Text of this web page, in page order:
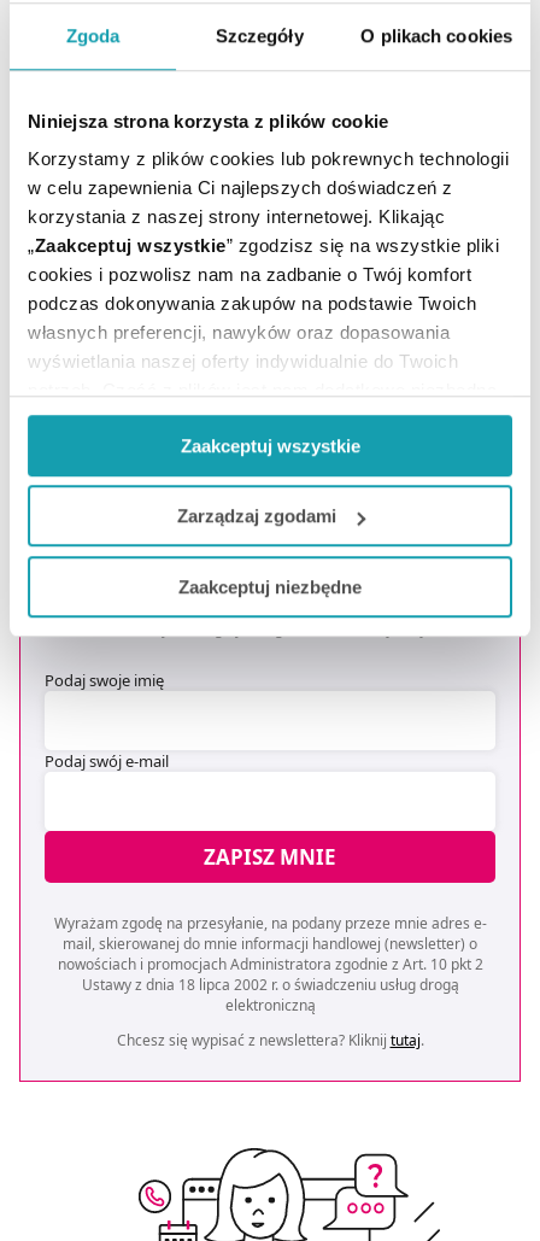
Zgoda Szczegóły O plikach cookies
Niniejsza strona korzysta z plików cookie
Korzystamy z plików cookies lub pokrewnych technologii
w celu zapewnienia Ci najlepszych doświadczeń z
korzystania z naszej strony internetowej. Klikając
„Zaakceptuj wszystkie” zgodzisz się na wszystkie pliki
cookies i pozwolisz nam na zadbanie o Twój komfort
podczas dokonywania zakupów na podstawie Twoich
własnych preferencji, nawyków oraz dopasowania
wyświetlania naszej oferty indywidualnie do Twoich
do prawidłowego działania Portalu oraz jego
funkcjonalności. W zależności od funkcji, dane o tym jak
korzystasz z naszej witryny będą również przekazywane
do naszych Partnerów marketingowych i analitycznych.
Jeżeli chcesz dostosować swoją zgodę i wybrać tylko
niektóre dodatkowe funkcje, z którymi wiąże się
zbieranie danych o Twojej aktywności dokonaj
zgodami”.
będzie oznaczało, że nie wyrażasz zgody na
z brakiem dostępu do wszystkich funkcjonalności
Strony.
Zaakceptuj wszystkie
Zarządzaj zgodami
Zaakceptuj niezbędne
ARTYKUŁY
Zapisz się do newslettera
OTRZYMAJ KOD NA DARMOWĄ
Podaj swoje imię
Podaj swój e-mail
ZAPISZ MNIE
Wyrażam zgodę na przesyłanie, na podany przeze mnie adres e-
mail, skierowanej do mnie informacji handlowej (newsletter) o
nowościach i promocjach Administratora zgodnie z Art. 10 pkt 2
Ustawy z dnia 18 lipca 2002 r. o świadczeniu usług drogą
elektroniczną
Chcesz się wypisać z newslettera? Kliknij tutaj.